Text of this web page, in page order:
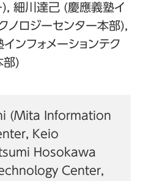
), 細川達己 (慶應義塾イ
ノロジーセンター本部),
ンフォメーションテク
部)
(Mita Information
Keio
Hosokawa
Center,